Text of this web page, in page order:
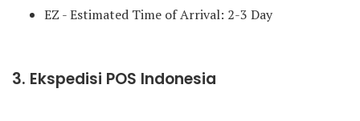
EZ - Estimated Time of Arrival: 2-3 Day
3. Ekspedisi POS Indonesia